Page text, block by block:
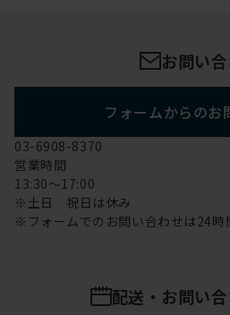
お問い
フォームからのお
03-6908-8370
営業時間
13:30～17:00
※土日 祝日は休み
※フォームでのお問い合わせは24時
配送・お問い